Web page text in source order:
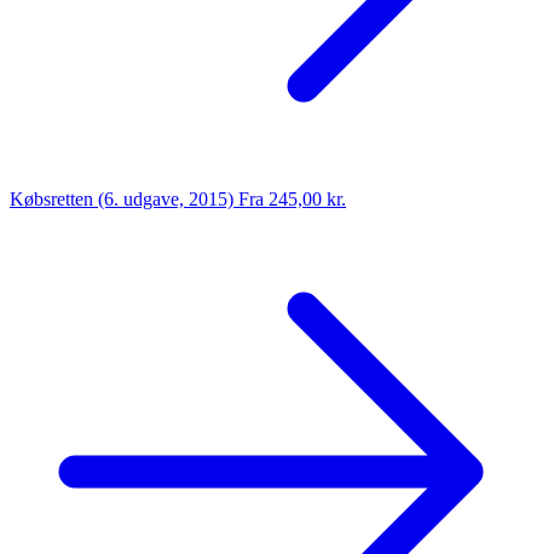
Købsretten (6. udgave, 2015) Fra 245,00 kr.